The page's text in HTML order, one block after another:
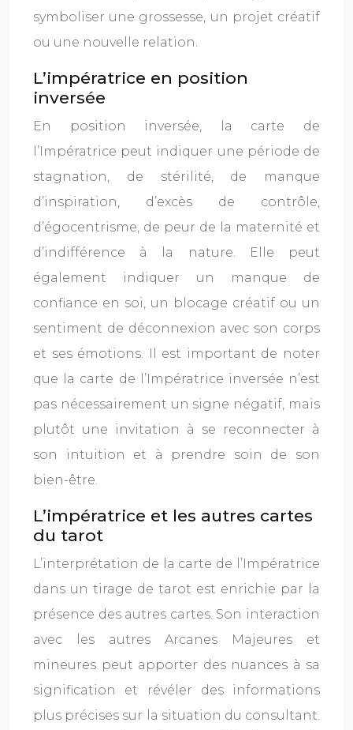
symboliser une grossesse, un projet créatif
ou une nouvelle relation.
L’impératrice en position
inversée
En position inversée, la carte de
l’Impératrice peut indiquer une période de
stagnation, de stérilité, de manque
d’inspiration, d’excès de contrôle,
d’égocentrisme, de peur de la maternité et
d’indifférence à la nature. Elle peut
également indiquer un manque de
confiance en soi, un blocage créatif ou un
sentiment de déconnexion avec son corps
et ses émotions. Il est important de noter
que la carte de l’Impératrice inversée n’est
pas nécessairement un signe négatif, mais
plutôt une invitation à se reconnecter à
son intuition et à prendre soin de son
bien-être.
L’impératrice et les autres cartes
du tarot
L’interprétation de la carte de l’Impératrice
dans un tirage de tarot est enrichie par la
présence des autres cartes. Son interaction
avec les autres Arcanes Majeures et
mineures peut apporter des nuances à sa
signification et révéler des informations
plus précises sur la situation du consultant.